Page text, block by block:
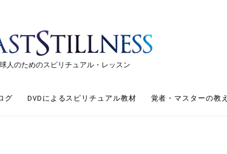
人のためのスピリチュアル・レッスン
グ DVDによるスピリチュアル教材 覚者・マスターの教え